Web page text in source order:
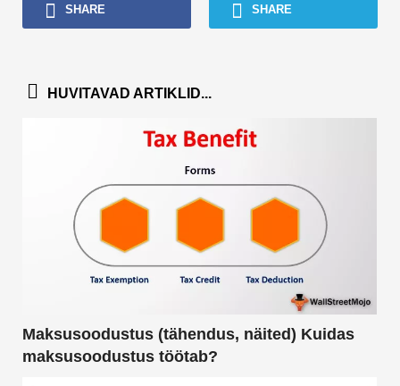
SHARE SHARE
HUVITAVAD ARTIKLID...
Maksusoodustus (tähendus, näited) Kuidas
maksusoodustus töötab?